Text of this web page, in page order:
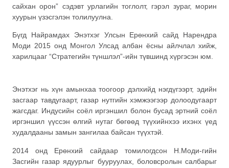
сайхан орон” сэдэвт урлагийн тоглолт, гэрэл зураг, морин
хуурын үзэсгэлэн толилуулна.
Бүгд Найрамдах Энэтхэг Улсын Ерөнхий сайд Нарендра
Моди 2015 онд Монгол Улсад албан ёсны айлчлал хийж,
харилцааг “Стратегийн түншлэл”-ийн түвшинд хүргэсэн юм.
Энэтхэг нь хүн амынхаа тоогоор дэлхийд нэгдүгээрт, эдийн
засгаар тавдугаарт, газар нутгийн хэмжээгээр долоодугаарт
жагсдаг. Индусийн соёл иргэншил болон бусад эртний соёл
иргэншил үүссэн өлгий нутаг бөгөөд түүхийнхээ ихэнх үед
худалдааны замын зангилаа байсан түүхтэй.
2014 онд Ерөнхий сайдаар томилогдсон Н.Моди-гийн
Засгийн газар ядуурлыг бууруулах, боловсролын салбарыг